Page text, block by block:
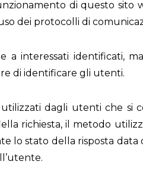
di questo sito
dei protocolli di
a interessati identificati,
di identificare gli utenti.
dagli utenti che si
richiesta, il metodo
lo stato della risposta data